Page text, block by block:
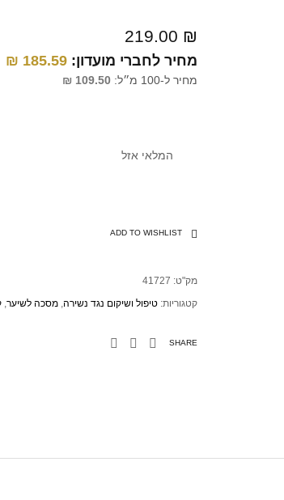
219.00 ₪
מחיר לחברי מועדון: 185.59
₪
מחיר ל-100 מ״ל: 109.50
₪
המלאי אזל
ADD TO WISHLIST
מק"ט: 41727
קטגוריות: טיפול ושיקום נגד נשירה, מסכה לשיער,
SHARE